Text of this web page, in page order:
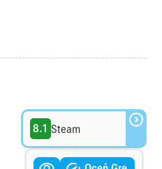
8.1 Steam 